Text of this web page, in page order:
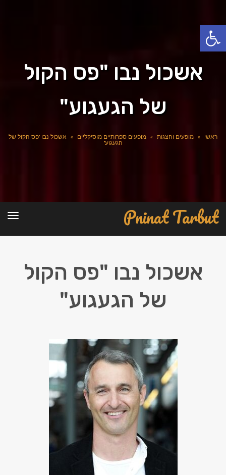
פתח סרגל נגישות
אשכול נבו "פס הקול
של הגעגוע"
ראשי » מופעים והצגות » מופעים ספרותיים מוסיקליים »
אשכול נבו "פס הקול של
הגעגוע"
Pninat Tarbut
אשכול נבו "פס הקול
של הגעגוע"